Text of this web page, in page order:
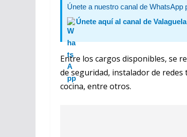
Únete a nuestro canal de
Únete aquí al canal de Valaguela
Entre los cargos disponibles, se
de seguridad, instalador de redes
cocina, entre otros.